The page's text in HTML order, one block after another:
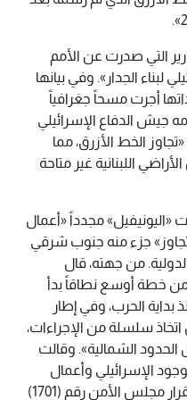
التي صدرت عن الأمم
لبناء الجدار». وفي بيانها
أجرت مسحاً جغرافياً
جيش الدفاع الإسرائيلي
الخط الأزرق، مما
من الأراضي اللبنانية غير متاحة
مجدداً «أعمال
جزء منه جنوب شرقي
من جهته، قال
من خطة أوسع نطاقاً بدأ
أنه «منذ بداية الحرب، وفي إطار
سلسلة من الإجراءات،
الحدود الشمالية». وقالت
الإسرائيلي وأعمال
البناء في الأراضي اللبنانية انتهاكاً لقرار مجلس الأمن رقم (1701)